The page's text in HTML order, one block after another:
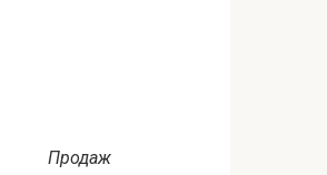
Продаж